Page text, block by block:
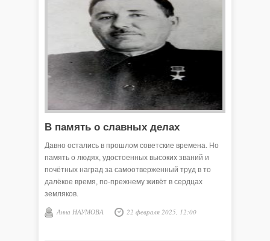
В память о славных делах
Давно остались в прошлом советские времена. Но
память о людях, удостоенных высоких званий и
почётных наград за самоотверженный труд в то
далёкое время, по-прежнему живёт в сердцах
земляков.
Анна НАУМОВА 22 февраля 2025, 12:00